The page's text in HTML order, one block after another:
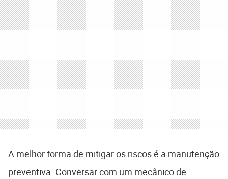
A melhor forma de mitigar os riscos é a manutenção
preventiva. Conversar com um mecânico de